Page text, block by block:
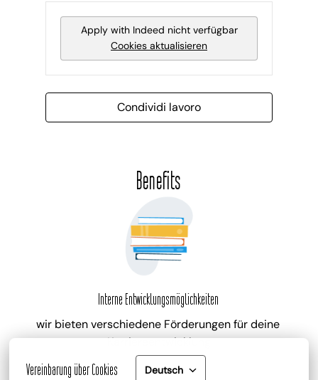
Vereinbarung über Cookies Deutsch
Apply with Indeed nicht verfügbar
Cookies aktualisieren
Condividi lavoro
Benefits
Interne Entwicklungsmöglichkeiten
wir bieten verschiedene Förderungen für deine
Karriereentwicklung